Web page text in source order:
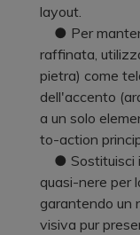
layout.
● Per
raffinata,
pietra) come
dell'accento
a un solo
to-action
● Sostituisci
quasi-nere per
garantendo un
visiva pur